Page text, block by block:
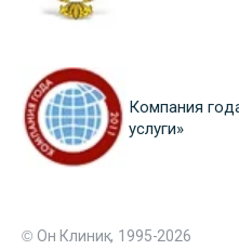
Компания
услуги»
© Он Клиник, 1995-2026